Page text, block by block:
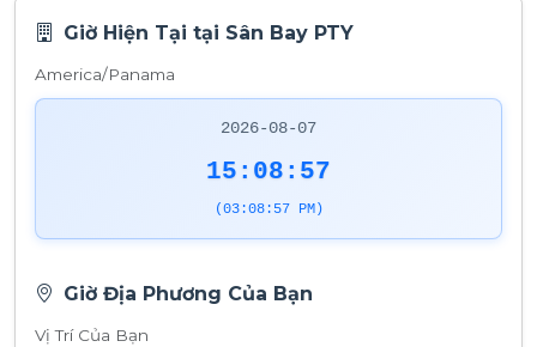
Giờ Hiện Tại tại Sân Bay PTY
America/Panama
2026-08-07
15:08:57
(03:08:57 PM)
Giờ Địa Phương Của Bạn
Vị Trí Của Bạn